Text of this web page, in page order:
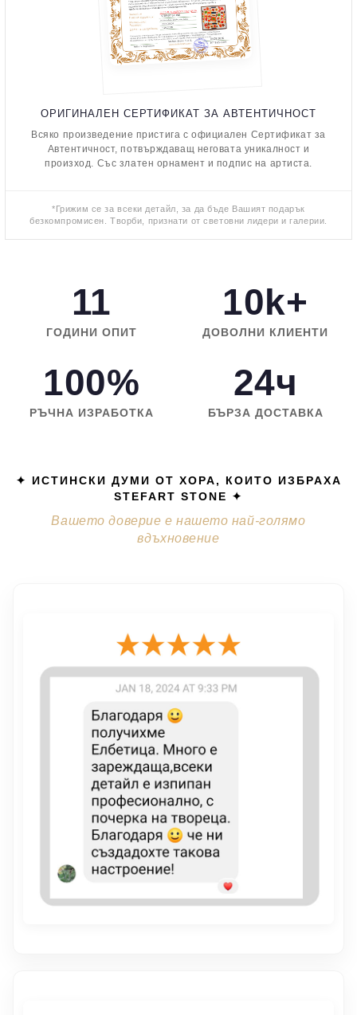
ОРИГИНАЛЕН СЕРТИФИКАТ ЗА АВТЕНТИЧНОСТ
Всяко произведение пристига с официален Сертификат за
Автентичност, потвърждаващ неговата уникалност и
произход. Със златен орнамент и подпис на артиста.
*Грижим се за всеки детайл, за да бъде Вашият подарък
безкомпромисен. Творби, признати от световни лидери и галерии.
11
ГОДИНИ ОПИТ
10k+
ДОВОЛНИ КЛИЕНТИ
100%
РЪЧНА ИЗРАБОТКА
24ч
БЪРЗА ДОСТАВКА
✦ ИСТИНСКИ ДУМИ ОТ ХОРА, КОИТО ИЗБРАХА
STEFART STONE ✦
Вашето доверие е нашето най-голямо
вдъхновение